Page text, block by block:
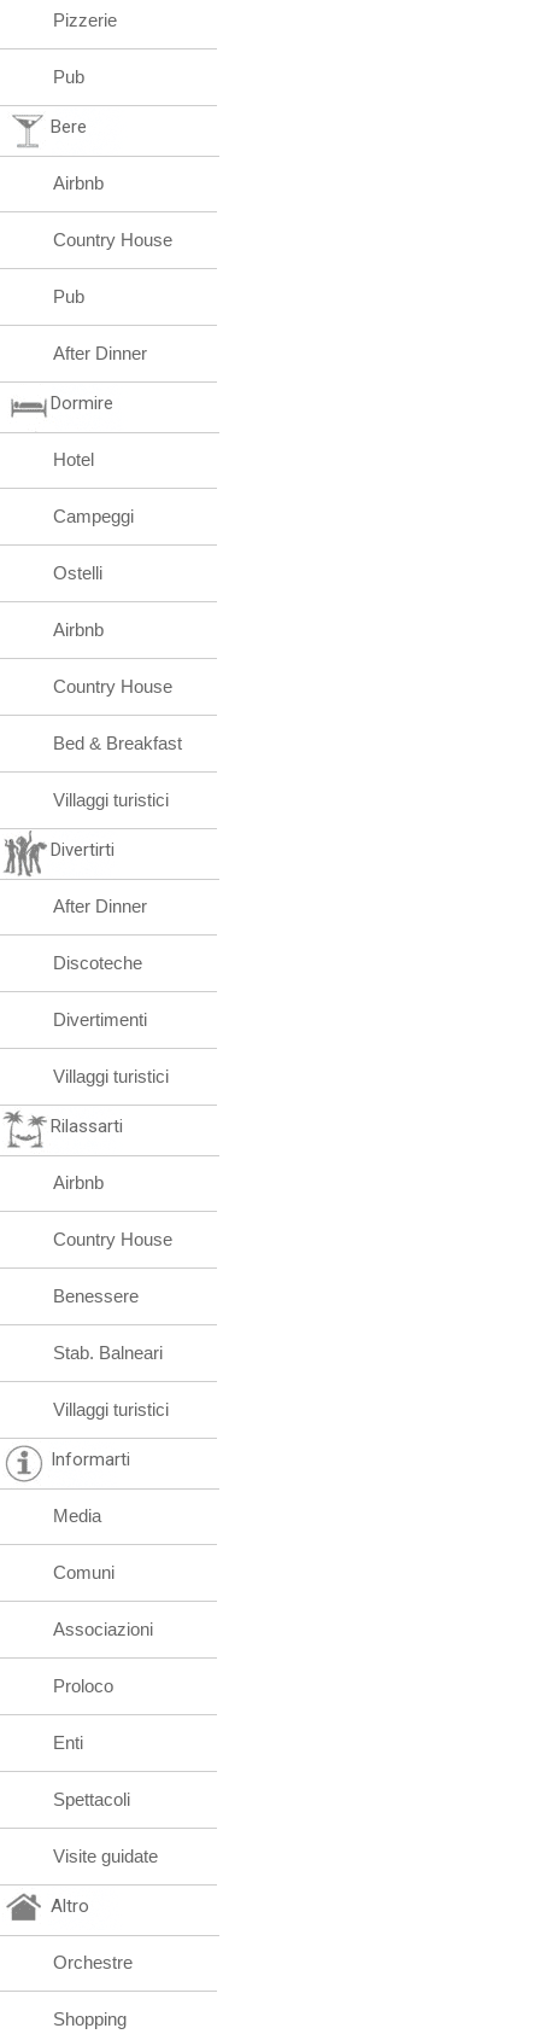
Pizzerie
Pub
Bere
Airbnb
Country House
Pub
After Dinner
Dormire
Hotel
Campeggi
Ostelli
Airbnb
Country House
Bed & Breakfast
Villaggi turistici
Divertirti
After Dinner
Discoteche
Divertimenti
Villaggi turistici
Rilassarti
Airbnb
Country House
Benessere
Stab. Balneari
Villaggi turistici
Informarti
Media
Comuni
Associazioni
Proloco
Enti
Spettacoli
Visite guidate
Altro
Orchestre
Shopping